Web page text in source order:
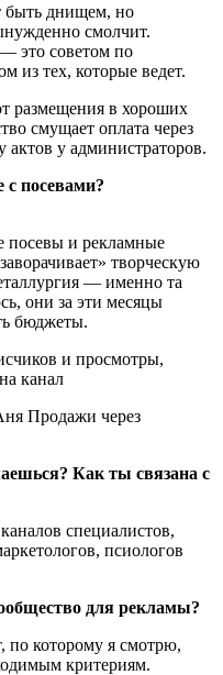
быть днищем, но
смолчит.
это советом по
из тех, которые ведет.
размещения в хороших
смущает оплата через
у администраторов.
с посевами?
посевы и рекламные
творческую
— именно та
они за эти месяцы
бюджеты.
и просмотры,
канал
Продажи через
Как ты связана с
специалистов,
псиологов
для рекламы?
по которому я смотрю,
критериям.